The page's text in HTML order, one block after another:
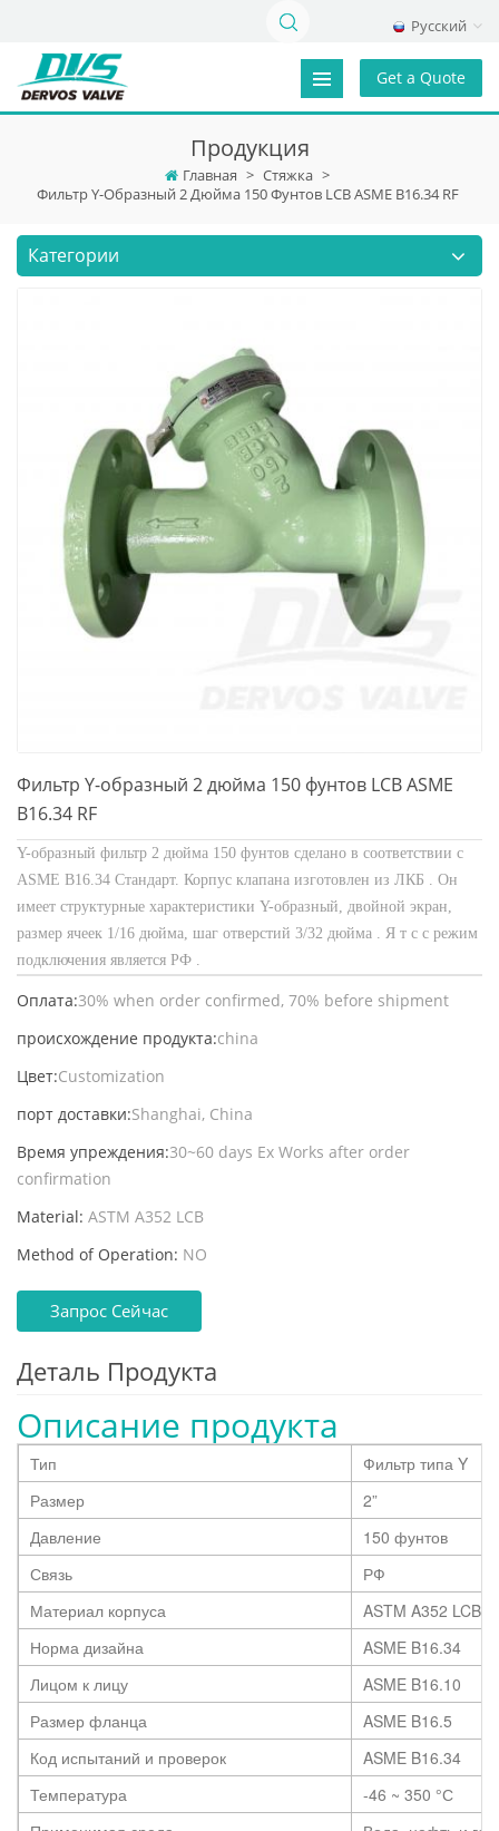
Русский
Get a Quote
Продукция
Главная > Стяжка >
Фильтр Y-Образный 2 Дюйма 150 Фунтов LCB ASME B16.34 RF
Категории
Фильтр Y-образный 2 дюйма 150 фунтов LCB ASME
B16.34 RF
Y-образный фильтр 2 дюйма 150 фунтов сделано в соответствии с
ASME B16.34 Стандарт. Корпус клапана изготовлен из ЛКБ
. Он
имеет структурные характеристики Y-образный, двойной экран,
размер ячеек 1/16 дюйма, шаг отверстий 3/32 дюйма
. Я т с с режим
подключения является РФ
Оплата:30% when order confirmed, 70% before shipment
происхождение продукта:china
Цвет:Customization
порт доставки:Shanghai, China
Время упреждения:30~60 days Ex Works after order
confirmation
Material: ASTM A352 LCB
Method of Operation: NO
Запрос Сейчас
Деталь Продукта
Описание продукта
Тип
Фильтр типа Y
Размер
2”
Давление
150 фунтов
Связь
РФ
Материал корпуса
ASTM A352 LCB
Норма дизайна
ASME B16.34
Лицом к лицу
ASME B16.10
Размер фланца
ASME B16.5
Код испытаний и проверок
ASME B16.34
Температура
-46 ~ 350 °С